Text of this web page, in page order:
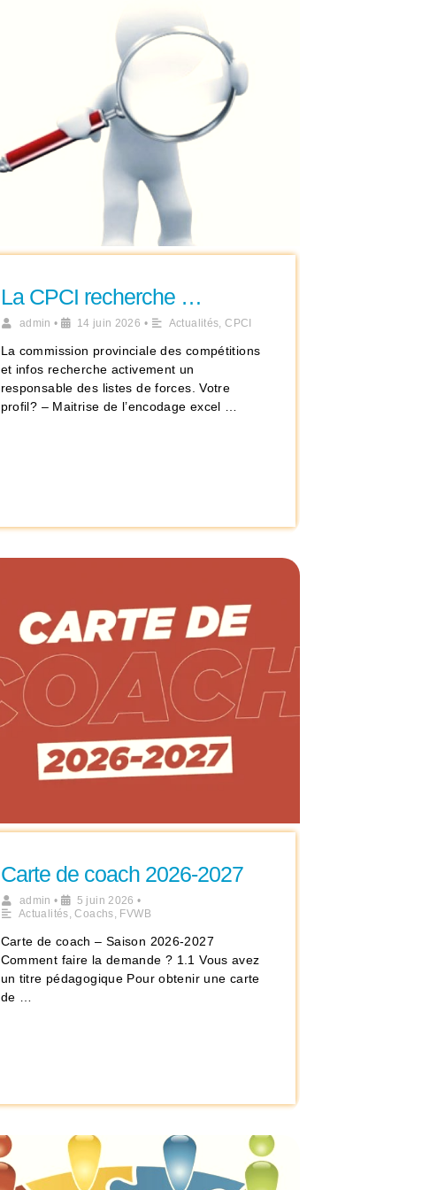
La CPCI recherche …
admin • 14 juin 2026 • Actualités,CPCI
La commission provinciale des compétitions
et infos recherche activement un
responsable des listes de forces. Votre
profil? – Maitrise de l’encodage excel …
Carte de coach 2026-2027
admin • 5 juin 2026 •
Actualités,Coachs, FVWB
Carte de coach – Saison 2026-2027
Comment faire la demande ? 1.1 Vous avez
un titre pédagogique Pour obtenir une carte
de …